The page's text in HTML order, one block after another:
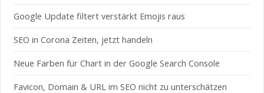
Google Update filtert verstärkt Emojis raus
SEO in Corona Zeiten, jetzt handeln
Neue Farben für Chart in der Google Search Console
Favicon, Domain & URL im SEO nicht zu unterschätzen